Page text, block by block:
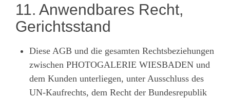
11. Anwendbares Recht,
Gerichtsstand
Diese AGB und die gesamten Rechtsbeziehungen
zwischen PHOTOGALERIE WIESBADEN und
dem Kunden unterliegen, unter Ausschluss des
UN-Kaufrechts, dem Recht der Bundesrepublik